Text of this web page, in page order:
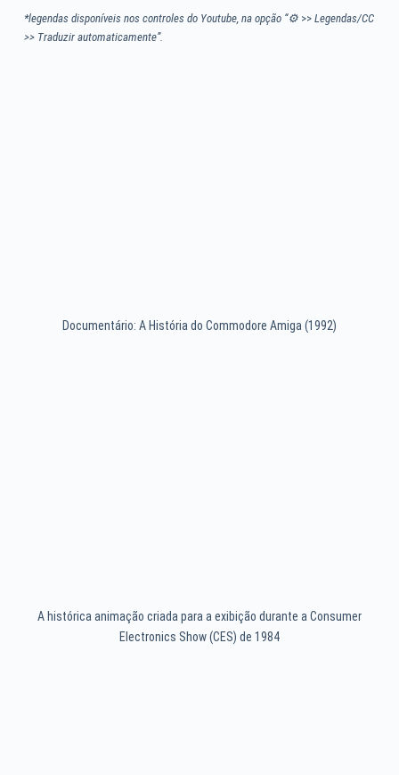
*legendas disponíveis nos controles do Youtube, na opção “⚙>> Legendas/CC
>> Traduzir automaticamente”.
Documentário: A História do Commodore Amiga (1992)
A histórica animação criada para a exibição durante a Consumer
Electronics Show (CES) de 1984